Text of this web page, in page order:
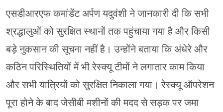
एसडीआरएफ कमांडेंट अर्पण यदुवंशी ने जानकारी दी कि सभी
श्रद्धालुओं को सुरक्षित स्थानों तक पहुंचाया गया है और किसी
बड़े नुकसान की सूचना नहीं है। उन्होंने बताया कि अंधेरे और
कठिन परिस्थितियों में भी रेस्क्यू टीमों ने लगातार काम किया
और सभी यात्रियों को सुरक्षित निकाला गया। रेस्क्यू ऑपरेशन
पूरा होने के बाद जेसीबी मशीनों की मदद से सड़क पर जमा